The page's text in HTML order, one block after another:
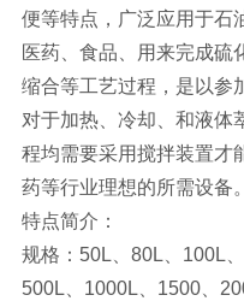
便等特点，广泛应用于石
医药、食品、用来完成硫
缩合等工艺过程，是以参
对于加热、冷却、和液体
程均需要采用搅拌装置才
药等行业理想的所需设备。
特点简介：
规格：50L、80L、100L
500L、1000L、1500、